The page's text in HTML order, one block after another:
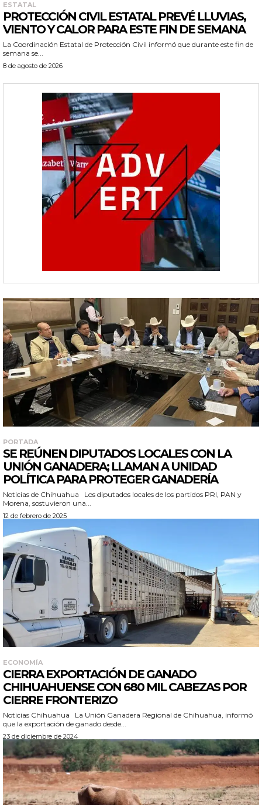
ESTATAL
PROTECCIÓN CIVIL ESTATAL PREVÉ LLUVIAS,
VIENTO Y CALOR PARA ESTE FIN DE SEMANA
La Coordinación Estatal de Protección Civil informó que durante este fin de
semana se...
8 de agosto de 2026
PORTADA
SE REÚNEN DIPUTADOS LOCALES CON LA
UNIÓN GANADERA; LLAMAN A UNIDAD
POLÍTICA PARA PROTEGER GANADERÍA
Noticias de Chihuahua Los diputados locales de los partidos PRI, PAN y
Morena, sostuvieron una...
12 de febrero de 2025
ECONOMÍA
CIERRA EXPORTACIÓN DE GANADO
CHIHUAHUENSE CON 680 MIL CABEZAS POR
CIERRE FRONTERIZO
Noticias Chihuahua La Unión Ganadera Regional de Chihuahua, informó
que la exportación de ganado desde...
23 de diciembre de 2024